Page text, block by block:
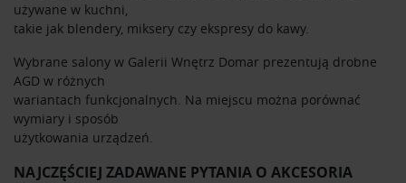
używane w kuchni,
takie jak blendery, miksery czy ekspresy do kawy.
Wybrane salony w Galerii Wnętrz Domar prezentują drobne
AGD w różnych
wariantach funkcjonalnych. Na miejscu można porównać
wymiary i sposób
użytkowania urządzeń.
NAJCZĘŚCIEJ ZADAWANE PYTANIA O AKCESORIA